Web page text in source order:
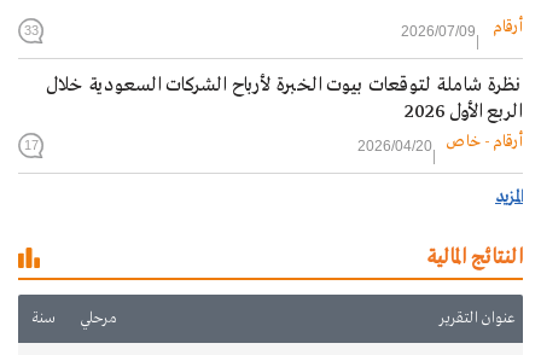
أرقام 2026/07/09
33
نظرة شاملة لتوقعات بيوت الخبرة لأرباح الشركات السعودية خلال
الربع الأول 2026
أرقام - خاص 2026/04/20
17
المزيد
النتائج المالية
عنوان التقرير مرحلي سنة